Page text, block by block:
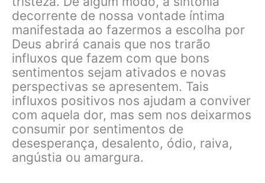
decorrente de nossa vontade íntima
manifestada ao fazermos a escolha por
Deus abrirá canais que nos trarão
influxos que fazem com que bons
sentimentos sejam ativados e novas
perspectivas se apresentem. Tais
influxos positivos nos ajudam a conviver
com aquela dor, mas sem nos deixarmos
consumir por sentimentos de
desesperança, desalento, ódio, raiva,
angústia ou amargura.